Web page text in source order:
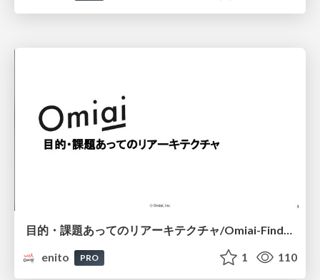
目的・課題あってのリアーキテクチャ/Omiai-Findy-LT
enito
PRO 1 110